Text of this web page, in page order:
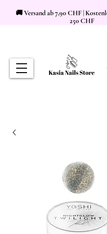
🚚 Versand ab 7,90 CHF |
250 CHF